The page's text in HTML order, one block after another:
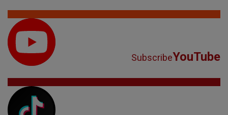
SubscribeYouTube